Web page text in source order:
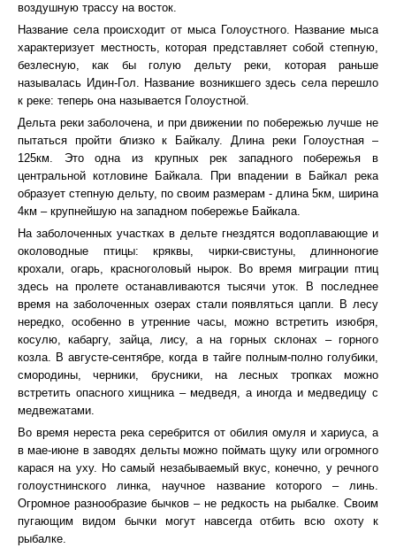
воздушную трассу на восток.
Название села происходит от мыса Голоустного. Название мыса
характеризует местность, которая представляет собой степную,
безлесную, как бы голую дельту реки, которая раньше
называлась Идин-Гол. Название возникшего здесь села перешло
к реке: теперь она называется Голоустной.
Дельта реки заболочена, и при движении по побережью лучше не
пытаться пройти близко к Байкалу. Длина реки Голоустная –
125км. Это одна из крупных рек западного побережья в
центральной котловине Байкала. При впадении в Байкал река
образует степную дельту, по своим размерам - длина 5км, ширина
4км – крупнейшую на западном побережье Байкала.
На заболоченных участках в дельте гнездятся водоплавающие и
околоводные птицы: кряквы, чирки-свистуны, длинноногие
крохали, огарь, красноголовый нырок. Во время миграции птиц
здесь на пролете останавливаются тысячи уток. В последнее
время на заболоченных озерах стали появляться цапли. В лесу
нередко, особенно в утренние часы, можно встретить изюбря,
косулю, кабаргу, зайца, лису, а на горных склонах – горного
козла. В августе-сентябре, когда в тайге полным-полно голубики,
смородины, черники, брусники, на лесных тропках можно
встретить опасного хищника – медведя, а иногда и медведицу с
медвежатами.
Во время нереста река серебрится от обилия омуля и хариуса, а
в мае-июне в заводях дельты можно поймать щуку или огромного
карася на уху. Но самый незабываемый вкус, конечно, у речного
голоустнинского линка, научное название которого – линь.
Огромное разнообразие бычков – не редкость на рыбалке. Своим
пугающим видом бычки могут навсегда отбить всю охоту к
рыбалке.